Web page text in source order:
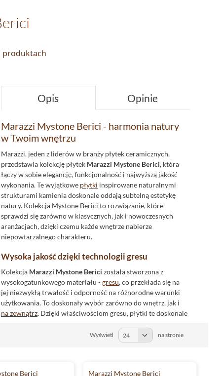
produktach
Opis Opinie
Marazzi Mystone Berici - harmonia natury
w Twoim wnętrzu
Marazzi, jeden z liderów w branży płytek ceramicznych,
przedstawia kolekcję płytek Marazzi Mystone Berici, która
łączy w sobie elegancję, funkcjonalność i najwyższą jakość
wykonania. Te wyjątkowe płytki inspirowane naturalnymi
strukturami kamienia doskonale oddają subtelną estetykę
natury. Kolekcja Mystone Berici to rozwiązanie, które
sprawdzi się zarówno w klasycznych, jak i nowoczesnych
aranżacjach, dzięki czemu każde wnętrze nabierze
niepowtarzalnego charakteru.
Wysoka jakość dzięki technologii gresu
Kolekcja Marazzi Mystone Berici została stworzona z
wysokogatunkowego materiału -gresu, co przekłada się na
jej niezwykłą trwałość i odporność na różnorodne warunki
użytkowania. To doskonały wybór zarówno do wnętrz, jak i
na zewnątrz. Dzięki właściwościom gresu, płytki te doskonale
również w przestrzeniach narażonych na zmienne warunki
Wyświetl na stronie
Berici Marazzi Mystone Berici